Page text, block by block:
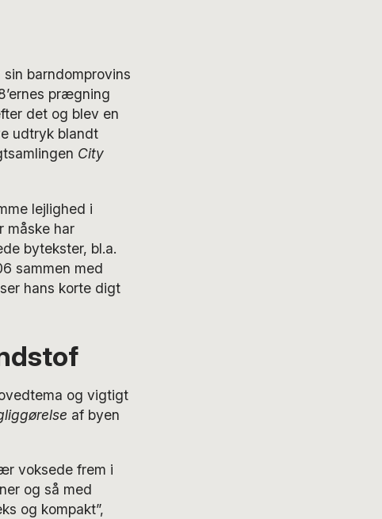
barndomprovins
prægning
det og blev en
udtryk blandt
City
lejlighed i
måske har
bytekster, bl.a.
sammen med
hans korte digt
og vigtigt
af byen
voksede frem i
og så med
og kompakt”,